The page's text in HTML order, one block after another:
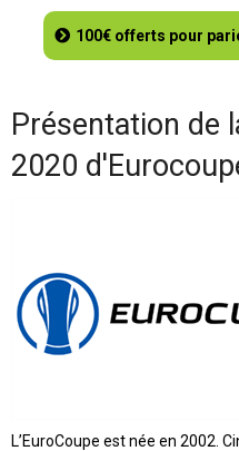
100€ offerts pour
Présentation de
2020
L’EuroCoupe est née en 2002.